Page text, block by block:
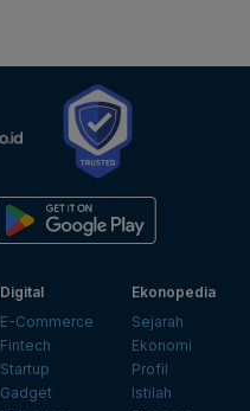
Digital
E-Commerce
Fintech
Startup
Gadget
Ekonopedia
Sejarah
Ekonomi
Profil
Istilah